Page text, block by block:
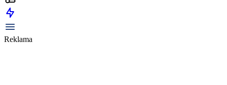
Reklama